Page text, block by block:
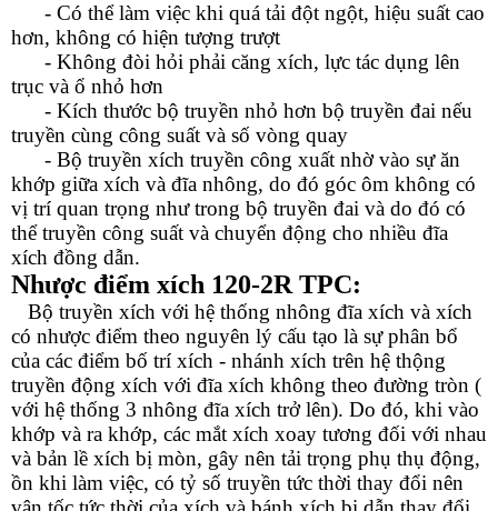
- Có thể làm việc khi quá tải đột ngột, hiệu suất cao
hơn, không có hiện tượng trượt
- Không đòi hỏi phải căng xích, lực tác dụng lên
trục và ổ nhỏ hơn
- Kích thước bộ truyền nhỏ hơn bộ truyền đai nếu
truyền cùng công suất và số vòng quay
- Bộ truyền xích truyền công xuất nhờ vào sự ăn
khớp giữa xích và đĩa nhông, do đó góc ôm không có
vị trí quan trọng như trong bộ truyền đai và do đó có
thể truyền công suất và chuyển động cho nhiều đĩa
xích đồng dẫn.
Nhược điểm xích 120-2R TPC:
Bộ truyền xích với hệ thống nhông đĩa xích và xích
có nhược điểm theo nguyên lý cấu tạo là sự phân bổ
của các điểm bố trí xích - nhánh xích trên hệ thộng
truyền động xích với đĩa xích không theo đường tròn (
với hệ thống 3 nhông đĩa xích trở lên). Do đó, khi vào
khớp và ra khớp, các mắt xích xoay tương đối với nhau
và bản lề xích bị mòn, gây nên tải trọng phụ thụ động,
ồn khi làm việc, có tỷ số truyền tức thời thay đổi nên